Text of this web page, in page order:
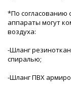
*По согласованию
аппараты могут
воздуха:
-Шланг
спиралью;
-Шланг ПВХ